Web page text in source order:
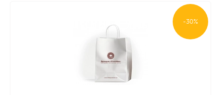
-30%